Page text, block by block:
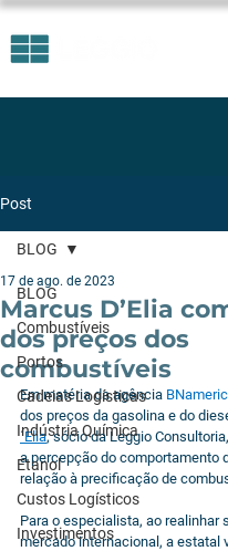
Post
BLOG
Combustíveis
Portos
Cadeias Logísticas
Indústria Química
Etanol
Custos Logísticos
Investimentos
BLOG
Marcus D’Elia
dos preços dos
combustíveis
17 de ago. de 2023
Em matéria da agência
dos preços da gasolina e do
´Elia, sócio da Leggio
a percepção do comportamento
relação à precificação de
Para o especialista, ao realinhar
mercado internacional, a estatal